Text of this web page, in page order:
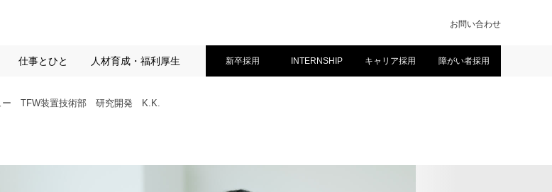
お問い合わせ
仕事とひと 人材育成・福利厚生 新卒採用 INTERNSHIP キャリア採用 障がい者採用
ー TFW装置技術部 研究開発 K.K.